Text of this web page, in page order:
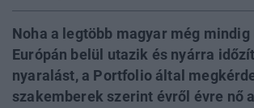
Noha a legtöbb magyar még
Európán belül utazik és nyárra
nyaralást, a Portfolio által
szakemberek szerint évről évre nő